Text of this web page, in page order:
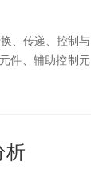
、传递、控制与
件、辅助控制元
析